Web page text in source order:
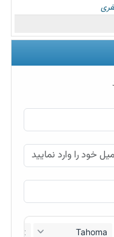
Tahoma
12px